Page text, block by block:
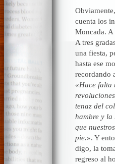
cuenta los
Moncada.
A tres
una fiesta,
hasta ese
recordando
«Hace falta
tenaz del
hambre y
que
pie.». Y
digo, la
regreso al